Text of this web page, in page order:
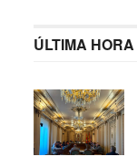
ÚLTIMA HORA